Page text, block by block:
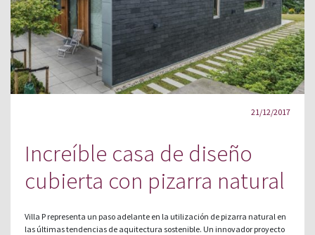
21/12/2017
Increíble casa de diseño
cubierta con pizarra natural
Villa P representa un paso adelante en la utilización de pizarra natural en
las últimas tendencias de aquitectura sostenible. Un innovador proyecto